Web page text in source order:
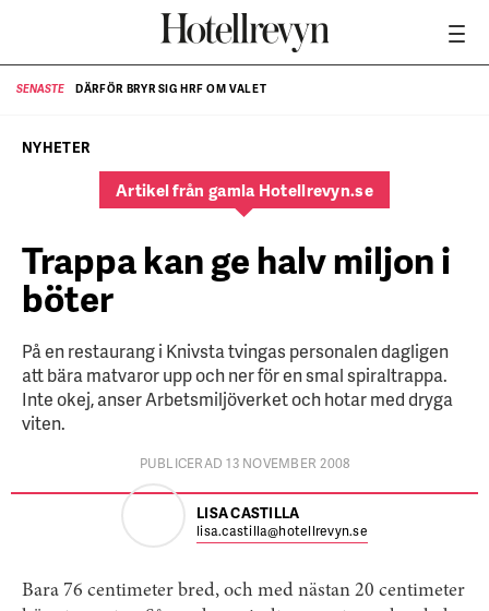
SENASTE DÄRFÖR BRYR SIG HRF OM VALET
NYHETER
Artikel från gamla Hotellrevyn.se
Trappa kan ge halv miljon i
böter
På en restaurang i Knivsta tvingas personalen dagligen
att bära matvaror upp och ner för en smal spiraltrappa.
Inte okej, anser Arbetsmiljöverket och hotar med dryga
viten.
PUBLICERAD 13 NOVEMBER 2008
LISA CASTILLA
lisa.castilla@hotellrevyn.se
Bara 76 centimeter bred, och med nästan 20 centimeter